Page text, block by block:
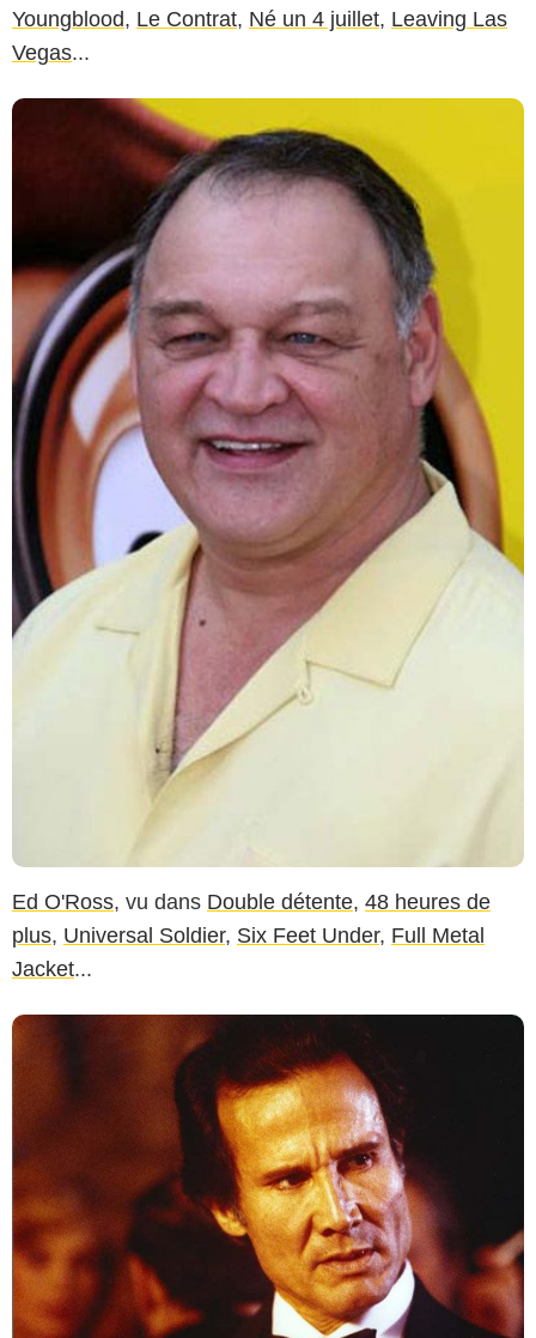
Youngblood, Le Contrat, Né un 4 juillet, Leaving Las
Vegas...
Ed O'Ross, vu dans Double détente, 48 heures de
plus, Universal Soldier, Six Feet Under, Full Metal
Jacket...